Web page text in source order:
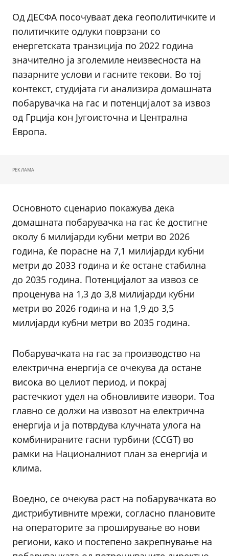
Од ДЕСФА посочуваат дека геополитичките и
политичките одлуки поврзани со
енергетската транзиција по 2022 година
значително ја зголемиле неизвесноста на
пазарните услови и гасните текови. Во тој
контекст, студијата ги анализира домашната
побарувачка на гас и потенцијалот за извоз
од Грција кон Југоисточна и Централна
Европа.
РЕКЛАМА
Основното сценарио покажува дека
домашната побарувачка на гас ќе достигне
околу 6 милијарди кубни метри во 2026
година, ќе порасне на 7,1 милијарди кубни
метри до 2033 година и ќе остане стабилна
до 2035 година. Потенцијалот за извоз се
проценува на 1,3 до 3,8 милијарди кубни
метри во 2026 година и на 1,9 до 3,5
милијарди кубни метри во 2035 година.
Побарувачката на гас за производство на
електрична енергија се очекува да остане
висока во целиот период, и покрај
растечкиот удел на обновливите извори. Тоа
главно се должи на извозот на електрична
енергија и ја потврдува клучната улога на
комбинираните гасни турбини (CCGT) во
рамки на Националниот план за енергија и
клима.
Воедно, се очекува раст на побарувачката во
дистрибутивните мрежи, согласно плановите
на операторите за проширување во нови
региони, како и постепено закрепнување на